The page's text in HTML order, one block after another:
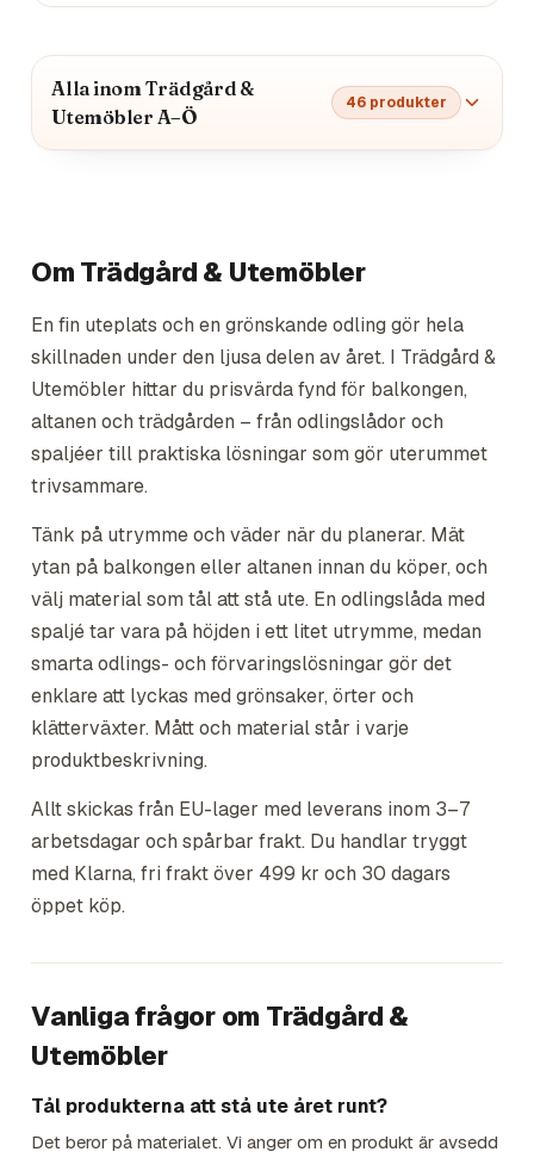
Alla inom Trädgård &
Utemöbler A–Ö
46 produkter
Om Trädgård & Utemöbler
En fin uteplats och en grönskande odling gör hela
skillnaden under den ljusa delen av året. I Trädgård &
Utemöbler hittar du prisvärda fynd för balkongen,
altanen och trädgården – från odlingslådor och
spaljéer till praktiska lösningar som gör uterummet
trivsammare.
Tänk på utrymme och väder när du planerar. Mät
ytan på balkongen eller altanen innan du köper, och
välj material som tål att stå ute. En odlingslåda med
spaljé tar vara på höjden i ett litet utrymme, medan
smarta odlings- och förvaringslösningar gör det
enklare att lyckas med grönsaker, örter och
klätterväxter. Mått och material står i varje
produktbeskrivning.
Allt skickas från EU-lager med leverans inom 3–7
arbetsdagar och spårbar frakt. Du handlar tryggt
med Klarna, fri frakt över 499 kr och 30 dagars
öppet köp.
Vanliga frågor om Trädgård &
Utemöbler
Tål produkterna att stå ute året runt?
Det beror på materialet. Vi anger om en produkt är avsedd